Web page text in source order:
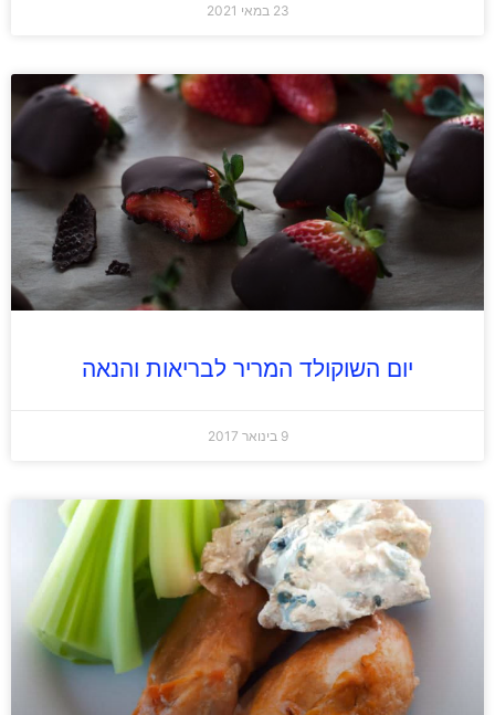
23 במאי 2021
יום השוקולד המריר לבריאות והנאה
9 בינואר 2017